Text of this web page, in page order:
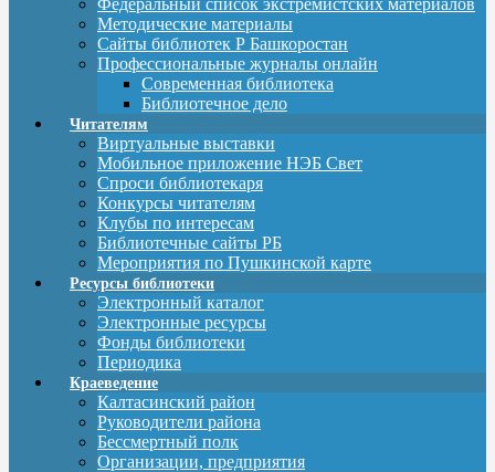
Федеральный список экстремистских материалов
Методические материалы
Сайты библиотек Р Башкоростан
Профессиональные журналы онлайн
Современная библиотека
Библиотечное дело
Читателям
Виртуальные выставки
Мобильное приложение НЭБ Свет
Спроси библиотекаря
Конкурсы читателям
Клубы по интересам
Библиотечные сайты РБ
Мероприятия по Пушкинской карте
Ресурсы библиотеки
Электронный каталог
Электронные ресурсы
Фонды библиотеки
Периодика
Краеведение
Калтасинский район
Руководители района
Бессмертный полк
Организации, предприятия